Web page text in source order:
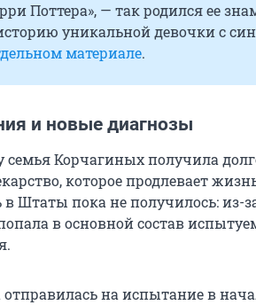
Поттера», — так родился ее
уникальной девочки с
материале.
и новые диагнозы
семья Корчагиных получила
которое продлевает
в Штаты пока не получилось: из-
в основной состав
отправилась на испытание в